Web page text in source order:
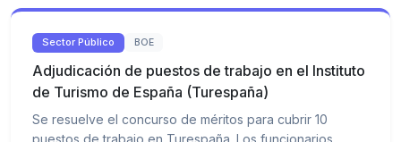
Sector Público BOE
Adjudicación de puestos de trabajo en el Instituto
de Turismo de España (Turespaña)
Se resuelve el concurso de méritos para cubrir 10
puestos de trabajo en Turespaña. Los funcionarios